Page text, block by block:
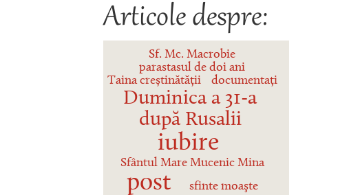
Articole despre:
Sf. Mc. Macrobie
parastasul de doi ani
Taina creștinătății
documentați
Duminica a 31-a
după Rusalii
iubire
Sfântul Mare Mucenic Mina
post
sfinte moaşte